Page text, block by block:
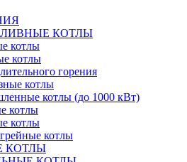
КОТЛЫ
котлы
котлы
горения
котлы
котлы (до 1000 кВт)
котлы
котлы
котлы
КОТЛЫ